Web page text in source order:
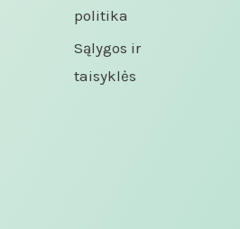
politika
Sąlygos ir
taisyklės